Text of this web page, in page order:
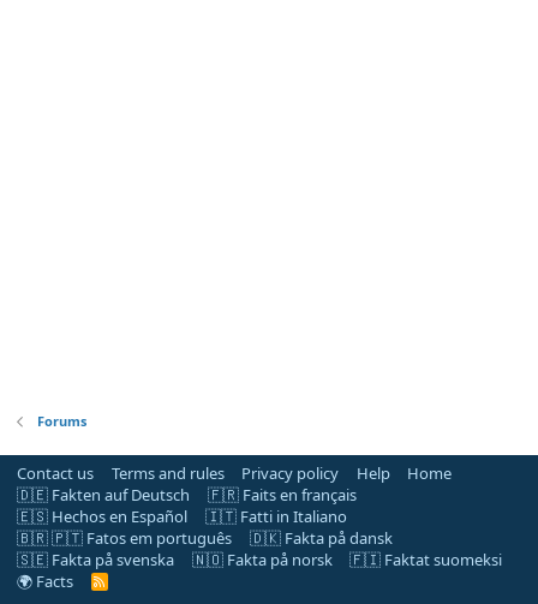
Forums
Contact us Terms and rules Privacy policy Help
Home
🇩🇪 Fakten auf Deutsch
🇫🇷 Faits en français
🇪🇸 Hechos en Español
🇮🇹 Fatti in Italiano
🇧🇷 🇵🇹 Fatos em português
🇩🇰 Fakta på dansk
🇸🇪 Fakta på svenska
🇳🇴 Fakta på norsk
🇫🇮 Faktat suomeksi
🌍 Facts
R